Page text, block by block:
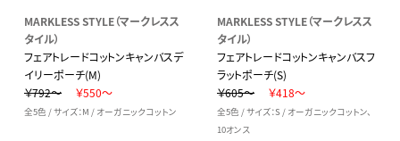
MARKLESS STYLE（マークレスス
タイル）
フェアトレードコットンキャンバスデ
イリーポーチ(M)
￥792～
￥550～
全5色 / サイズ：M / オーガニックコットン
MARKLESS STYLE（マークレスス
タイル）
フェアトレードコットンキャンバスフ
ラットポーチ(S)
￥605～
￥418～
全5色 / サイズ：S / オーガニックコットン、
10オンス